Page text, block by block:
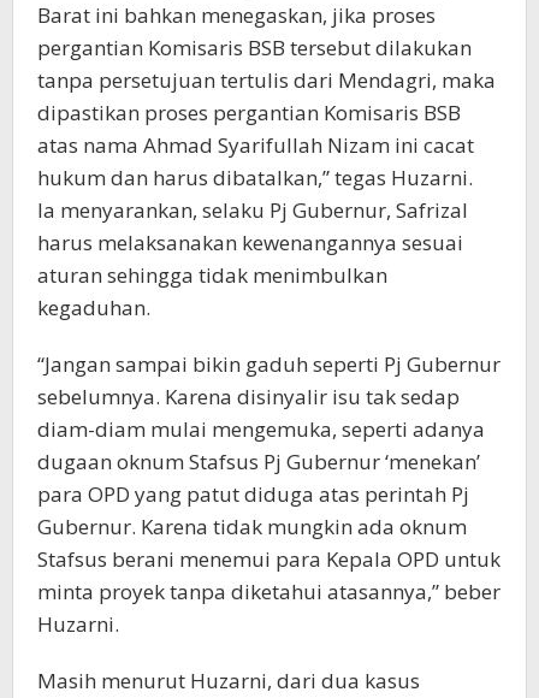
Barat ini bahkan menegaskan, jika proses
pergantian Komisaris BSB tersebut dilakukan
tanpa persetujuan tertulis dari Mendagri, maka
dipastikan proses pergantian Komisaris BSB
atas nama Ahmad Syarifullah Nizam ini cacat
hukum dan harus dibatalkan,” tegas Huzarni.
Ia menyarankan, selaku Pj Gubernur, Safrizal
harus melaksanakan kewenangannya sesuai
aturan sehingga tidak menimbulkan
kegaduhan.
“Jangan sampai bikin gaduh seperti Pj Gubernur
sebelumnya. Karena disinyalir isu tak sedap
diam-diam mulai mengemuka, seperti adanya
dugaan oknum Stafsus Pj Gubernur ‘menekan’
para OPD yang patut diduga atas perintah Pj
Gubernur. Karena tidak mungkin ada oknum
Stafsus berani menemui para Kepala OPD untuk
minta proyek tanpa diketahui atasannya,” beber
Huzarni.
Masih menurut Huzarni, dari dua kasus